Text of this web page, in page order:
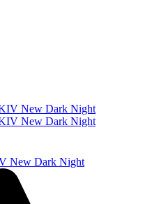
New Dark Night